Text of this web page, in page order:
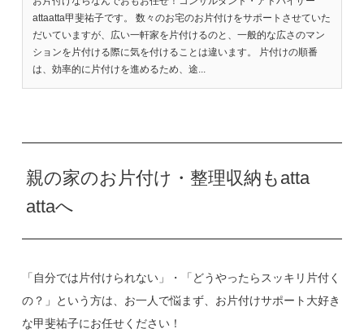
attaatta甲斐祐子です。 数々のお宅のお片付けをサポートさせていた
だいていますが、広い一軒家を片付けるのと、一般的な広さのマン
ションを片付ける際に気を付けることは違います。 片付けの順番
は、効率的に片付けを進めるため、途...
親の家のお片付け・整理収納もatta
attaへ
「自分では片付けられない」・「どうやったらスッキリ片付く
の？」という方は、お一人で悩まず、お片付けサポート大好き
な甲斐祐子にお任せください！